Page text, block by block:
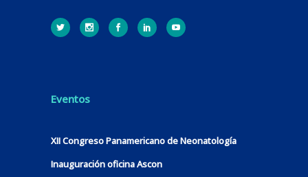
Eventos
XII Congreso Panamericano de Neonatología
Inauguración oficina Ascon